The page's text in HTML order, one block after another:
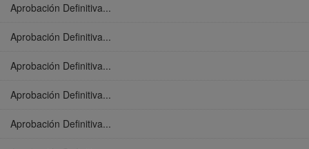
Aprobación Definitiva...
Aprobación Definitiva...
Aprobación Definitiva...
Aprobación Definitiva...
Aprobación Definitiva...